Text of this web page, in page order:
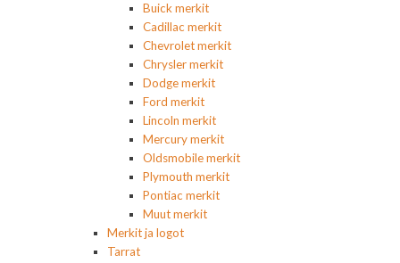
Buick merkit
Cadillac merkit
Chevrolet merkit
Chrysler merkit
Dodge merkit
Ford merkit
Lincoln merkit
Mercury merkit
Oldsmobile merkit
Plymouth merkit
Pontiac merkit
Muut merkit
Merkit ja logot
Tarrat